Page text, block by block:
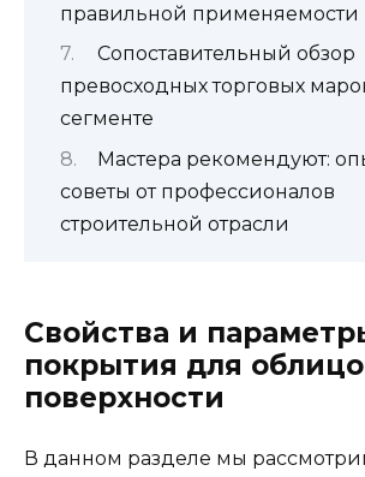
правильной применяемости
Сопоставительный обзор
превосходных торговых
сегменте
Мастера рекомендуют:
советы от профессионалов
строительной отрасли
Свойства и
покрытия для
поверхности
В данном разделе мы